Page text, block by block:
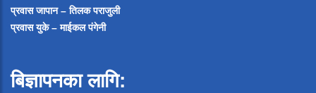
प्रवास जापान – तिलक पराजुली
प्रवास युके – माईकल पंगेनी
बिज्ञापनका लागि: